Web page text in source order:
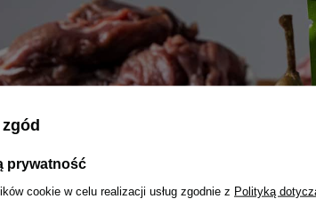
prywatność
cookie w celu realizacji usług zgodnie z Polityką